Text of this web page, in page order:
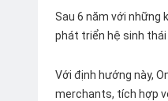
Sau 6 năm với những
phát triển hệ sinh thái
Với định hướng này,
merchants, tích hợp